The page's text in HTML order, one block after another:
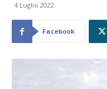
4 Luglio 2022
Facebook